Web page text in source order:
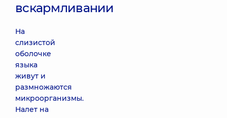
вскармливании
На
слизистой
оболочке
языка
живут и
размножаются
микроорганизмы.
Налет на